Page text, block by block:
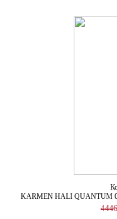
KARMEN HALI QUANTUM
4446